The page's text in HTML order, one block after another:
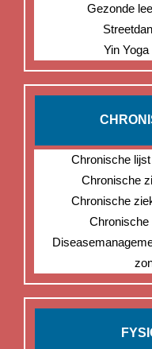
Gezonde
Yin
Chronische
Chronische
Chronische
Chronische